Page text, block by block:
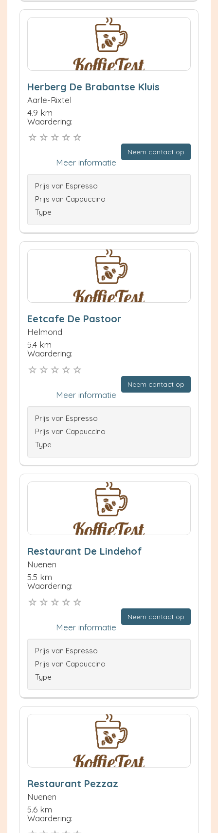
Herberg De Brabantse Kluis
Aarle-Rixtel
4.9 km
Waardering:
Neem contact op
Meer informatie
Prijs van Espresso
Prijs van Cappuccino
Type
Eetcafe De Pastoor
Helmond
5.4 km
Waardering:
Neem contact op
Meer informatie
Prijs van Espresso
Prijs van Cappuccino
Type
Restaurant De Lindehof
Nuenen
5.5 km
Waardering:
Neem contact op
Meer informatie
Prijs van Espresso
Prijs van Cappuccino
Type
Restaurant Pezzaz
Nuenen
5.6 km
Waardering: